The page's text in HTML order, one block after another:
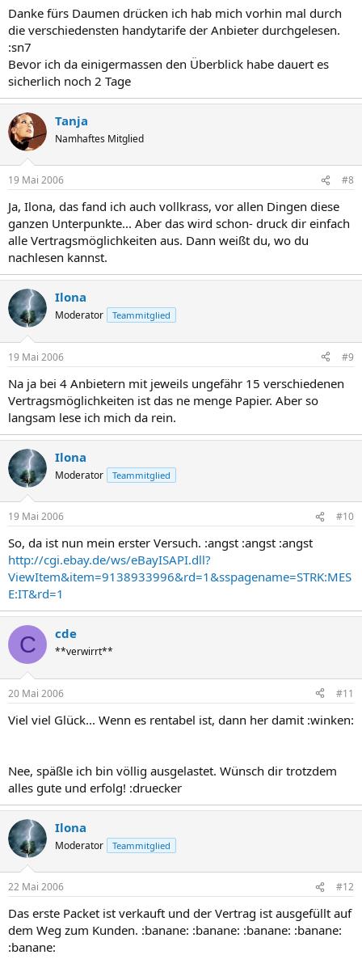
Danke fürs Daumen drücken ich hab mich vorhin mal durch
die verschiedensten handytarife der Anbieter durchgelesen.
:sn7
Bevor ich da einigermassen den Überblick habe dauert es
sicherlich noch 2 Tage
Tanja
Namhaftes Mitglied
19 Mai 2006 #8
Ja, Ilona, das fand ich auch vollkrass, vor allen Dingen diese
ganzen Unterpunkte... Aber das wird schon- druck dir einfach
alle Vertragsmöglichkeiten aus. Dann weißt du, wo du
nachlesen kannst.
Ilona
Moderator Teammitglied
19 Mai 2006 #9
Na ja bei 4 Anbietern mit jeweils ungefähr 15 verschiedenen
Vertragsmöglichkeiten ist das ne menge Papier. Aber so
langsam lese ich mich da rein.
Ilona
Moderator Teammitglied
19 Mai 2006 #10
So, da ist nun mein erster Versuch. :angst :angst :angst
http://cgi.ebay.de/ws/eBayISAPI.dll?
ViewItem&item=9138933996&rd=1&sspagename=STRK:MES
E:IT&rd=1
C cde
**verwirrt**
20 Mai 2006 #11
Viel viel Glück... Wenn es rentabel ist, dann her damit :winken:
Nee, späßle ich bin völlig ausgelastet. Wünsch dir trotzdem
alles gute und erfolg! :druecker
Ilona
Moderator Teammitglied
22 Mai 2006 #12
Das erste Packet ist verkauft und der Vertrag ist ausgefüllt auf
dem Weg zum Kunden. :banane: :banane: :banane: :banane:
:banane: